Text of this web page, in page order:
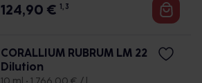
124,90 € 1, 3
CORALLIUM RUBRUM LM 22
Dilution